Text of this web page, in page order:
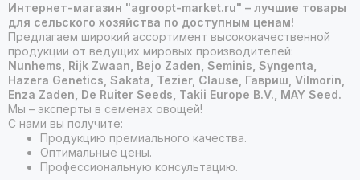
Интернет-магазин "agroopt-market.ru" – лучшие товары
для сельского хозяйства по доступным ценам!
Предлагаем широкий ассортимент высококачественной
продукции от ведущих мировых производителей:
Nunhems, Rijk Zwaan, Bejo Zaden, Seminis, Syngenta,
Hazera Genetics, Sakata, Tezier, Clause, Гавриш, Vilmorin,
Enza Zaden, De Ruiter Seeds, Takii Europe B.V., MAY Seed.
Мы – эксперты в семенах овощей!
С нами вы получите:
Продукцию премиального качества.
Оптимальные цены.
Профессиональную консультацию.